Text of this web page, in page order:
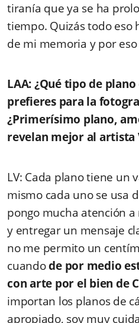
tiranía que ya se ha
tiempo. Quizás todo eso
de mi memoria y por
LAA: ¿Qué tipo de
prefieres para la
¿Primerísimo plano,
revelan mejor al
LV: Cada plano tiene un
mismo cada uno se usa
pongo mucha atención
y entregar un mensaje
no me permito un
cuandode por medio
con arte por el bien de
importan los planos de
apropiado, soy muy